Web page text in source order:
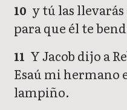
10 y tú las
para que él te
11 Y Jacob dijo a
Esaú mi hermano
lampiño.